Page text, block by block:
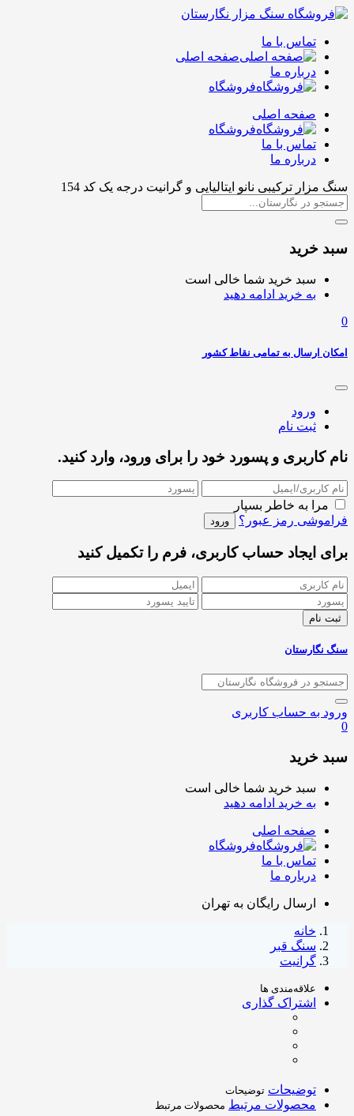
تماس با ما
صفحه اصلی
درباره ما
فروشگاه
صفحه اصلی
فروشگاه
تماس با ما
درباره ما
سنگ مزار ترکیبی نانو ایتالیایی و گرانیت درجه یک کد 154
سبد خرید
سبد خرید شما خالی است
به خرید ادامه دهید
0
امکان ارسال به تمامی نقاط کشور
ورود
ثبت نام
نام کاربری و پسورد خود را برای ورود، وارد کنید.
مرا به خاطر بسپار
فراموشی رمز عبور؟
برای ایجاد حساب کاربری، فرم را تکمیل کنید
سنگ نگارستان
ورود به حساب کاربری
0
سبد خرید
سبد خرید شما خالی است
به خرید ادامه دهید
صفحه اصلی
فروشگاه
تماس با ما
درباره ما
ارسال رایگان به تهران
خانه
سنگ قبر
گرانیت
علاقه‌مندی ها
اشتراک گذاری
توضیحات توضیحات
محصولات مرتبط محصولات مرتبط